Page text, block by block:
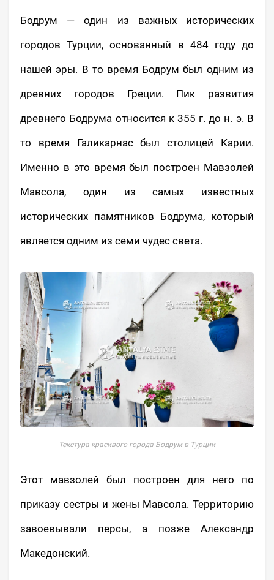
Бодрум — один из важных исторических
городов Турции, основанный в 484 году до
нашей эры. В то время Бодрум был одним из
древних городов Греции. Пик развития
древнего Бодрума относится к 355 г. до н. э. В
то время Галикарнас был столицей Карии.
Именно в это время был построен Мавзолей
Мавсола, один из самых известных
исторических памятников Бодрума, который
является одним из семи чудес света.
Текстура красивого города Бодрум в Турции
Этот мавзолей был построен для него по
приказу сестры и жены Мавсола. Территорию
завоевывали персы, а позже Александр
Македонский.